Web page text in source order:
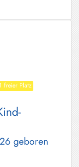
1 freier Platz
geboren